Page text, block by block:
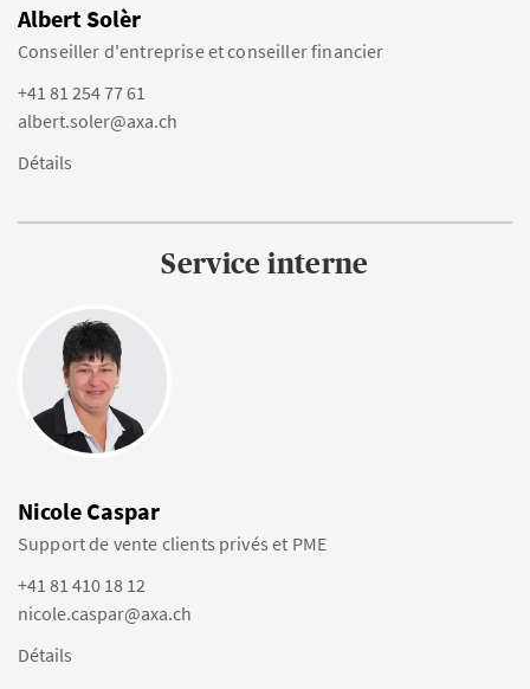
Albert Solèr
Conseiller d'entreprise et conseiller financier
+41 81 254 77 61
albert.soler@axa.ch
Détails
Service interne
Nicole Caspar
Support de vente clients privés et PME
+41 81 410 18 12
nicole.caspar@axa.ch
Détails